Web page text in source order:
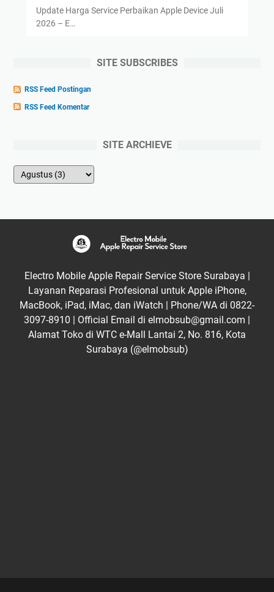
Update Harga Service Perbaikan Apple Device Juli
2026 – E…
SITE SUBSCRIBES
RSS Feed Postingan
RSS Feed Komentar
SITE ARCHIEVE
Electro Mobile Apple Repair Service Store Surabaya |
Layanan Reparasi Profesional untuk Apple iPhone,
MacBook, iPad, iMac, dan iWatch | Phone/WA di 0822-
3097-8910 | Official Email di elmobsub@gmail.com |
Alamat Toko di WTC e-Mall Lantai 2, No. 816, Kota
Surabaya (@elmobsub)